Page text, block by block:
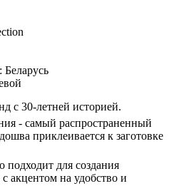
Беларусь
с 30-летней историей.
- самый распространенный
приклеивается к заготовке
подходит для создания
акцентом на удобство и